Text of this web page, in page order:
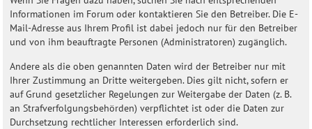
Informationen im Forum oder kontaktieren Sie den Betreiber. Die E-
Mail-Adresse aus Ihrem Profil ist dabei jedoch nur für den Betreiber
und von ihm beauftragte Personen (Administratoren) zugänglich.
Andere als die oben genannten Daten wird der Betreiber nur mit
Ihrer Zustimmung an Dritte weitergeben. Dies gilt nicht, sofern er
auf Grund gesetzlicher Regelungen zur Weitergabe der Daten (z. B.
an Strafverfolgungsbehörden) verpflichtet ist oder die Daten zur
Durchsetzung rechtlicher Interessen erforderlich sind.